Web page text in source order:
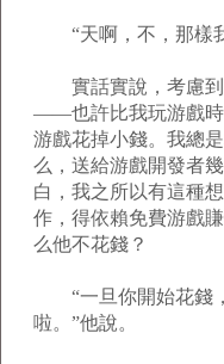
“天啊，不，那樣
實話實說，考慮到
——也許比我玩游戲時
游戲花掉小錢。我總
么，送給游戲開發者
白，我之所以有這種
作，得依賴免費游戲
么他不花錢？
“一旦你開始花錢
啦。”他說。